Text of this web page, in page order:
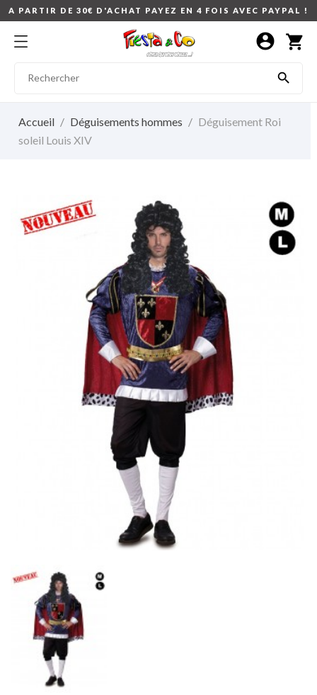
A PARTIR DE 30€ D'ACHAT PAYEZ EN 4 FOIS AVEC PAYPAL !
shopping_cart

account_circle
Accueil Déguisements hommes
Déguisement Roi
soleil Louis XIV